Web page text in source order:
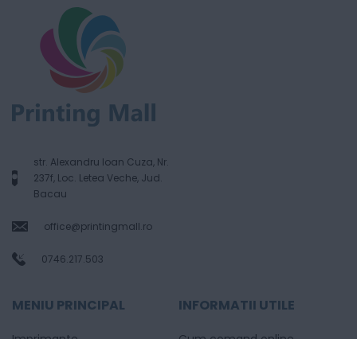
str. Alexandru Ioan Cuza, Nr.
237f, Loc. Letea Veche, Jud.
Bacau
office@printingmall.ro
0746.217.503
MENIU PRINCIPAL INFORMATII UTILE